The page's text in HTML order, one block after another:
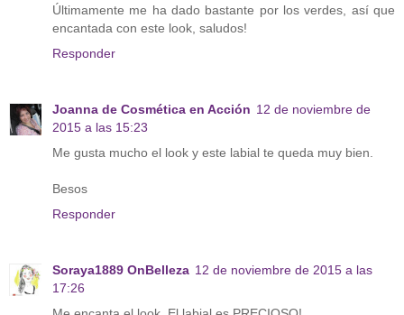
Últimamente me ha dado bastante por los verdes, así que
encantada con este look, saludos!
Responder
Joanna de Cosmética en Acción 12 de noviembre de
2015 a las 15:23
Me gusta mucho el look y este labial te queda muy bien.
Besos
Responder
Soraya1889 OnBelleza 12 de noviembre de 2015 a las
17:26